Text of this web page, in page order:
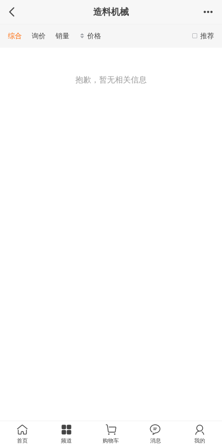
造料机械
推荐
综合 询价 销量 价格
抱歉，暂无相关信息
首页 频道 购物车 消息 我的